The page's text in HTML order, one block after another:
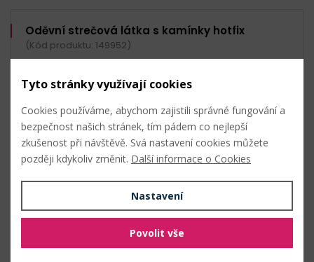
Oděvní strečová látka s kamínky hotfix
(Kód produktu: 149952)
Tyto stránky využívají cookies
Cookies používáme, abychom zajistili správné fungování a
bezpečnost našich stránek, tím pádem co nejlepší
zkušenost při návštěvě. Svá nastavení cookies můžete
později kdykoliv změnit. Další informace o Cookies
Nastavení
Povolit vše